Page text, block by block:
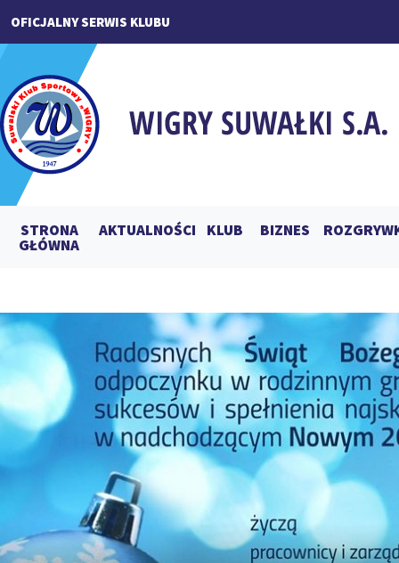
OFICJALNY SERWIS KLUBU
STRONA
GŁÓWNA
AKTUALNOŚCI KLUB BIZNES